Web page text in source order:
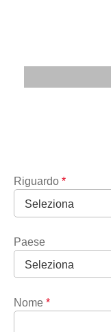
Riguardo *
Paese
Nome *